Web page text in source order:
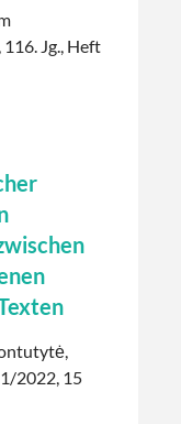
Jg., Heft
2022, 15